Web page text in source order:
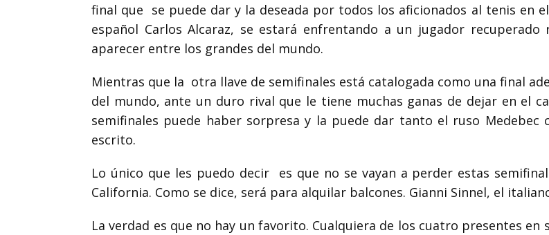
final que se puede dar y la deseada por todos los aficionados al tenis en
español Carlos Alcaraz, se estará enfrentando a un jugador recuperado
aparecer entre los grandes del mundo.
Mientras que la otra llave de semifinales está catalogada como una final
del mundo, ante un duro rival que le tiene muchas ganas de dejar en el
semifinales puede haber sorpresa y la puede dar tanto el ruso Medebec
escrito.
Lo único que les puedo decir
es que no se vayan a perder estas
California. Como se dice, será para alquilar balcones. Gianni Sinnel, el
La verdad es que no hay un favorito. Cualquiera de los cuatro presentes en